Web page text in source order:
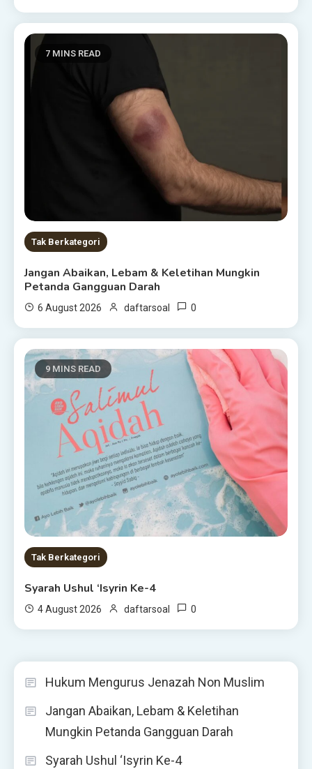
7 MINS READ
Tak Berkategori
Jangan Abaikan, Lebam & Keletihan Mungkin
Petanda Gangguan Darah
6 August 2026 daftarsoal 0
9 MINS READ
Tak Berkategori
Syarah Ushul ‘Isyrin Ke-4
4 August 2026 daftarsoal 0
Hukum Mengurus Jenazah Non Muslim
Jangan Abaikan, Lebam & Keletihan
Mungkin Petanda Gangguan Darah
Syarah Ushul ‘Isyrin Ke-4